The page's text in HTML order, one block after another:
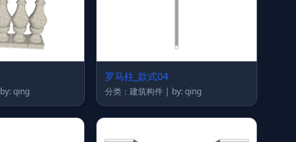
分类：建筑构件 | by: qing
罗马柱_款式04
分类：建筑构件 | by: qing